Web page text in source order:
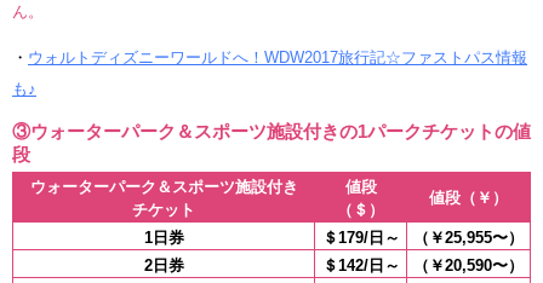
ん。
・ ウォルトディズニーワールドへ！WDW2017旅行記☆ファストパス情報
も♪
③ウォーターパーク＆スポーツ施設付きの1パークチケットの値
段
ウォーターパーク＆スポーツ施設付き
チケット
値段
（＄）
値段（￥）
1日券 ＄179/日～
（￥25,955〜）
2日券
＄142/日～
（￥20,590〜）